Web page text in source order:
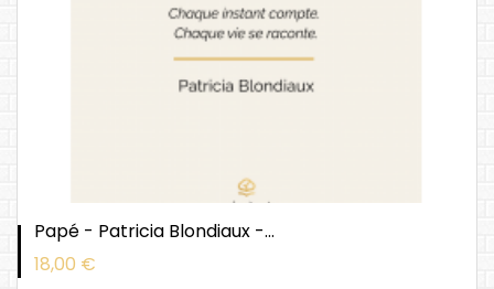
Papé - Patricia Blondiaux -...
Prix
18,00 €
COMPARER